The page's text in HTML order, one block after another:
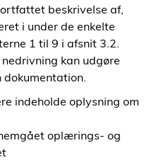
beskrivelse af,
i under de enkelte
1 til 9 i afsnit 3.2.
kan udgøre
dokumentation.
indeholde oplysning om
oplærings- og